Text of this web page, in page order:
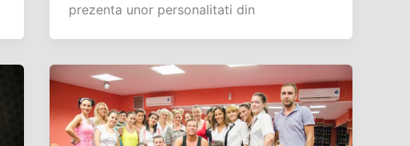
prezenta unor personalitati din